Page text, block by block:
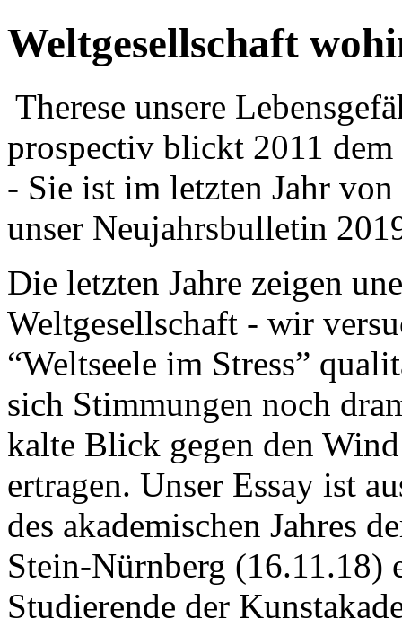
Weltgesellschaft
Therese unsere
prospectiv blickt 2011
- Sie ist im letzten Jahr
unser Neujahrsbulletin
Die letzten Jahre zeigen
Weltgesellschaft - wir
“Weltseele im Stress”
sich Stimmungen noch
kalte Blick gegen den
ertragen. Unser Essay ist
des akademischen Jahres
Stein-Nürnberg (16.11.18)
Studierende der